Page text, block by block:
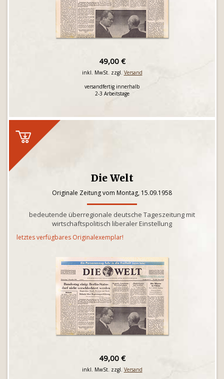
49,00 €
inkl. MwSt. zzgl. Versand
versandfertig innerhalb
2-3 Arbeitstage
Die Welt
Originale Zeitung vom Montag, 15.09.1958
bedeutende überregionale deutsche Tageszeitung mit
wirtschaftspolitisch liberaler Einstellung
letztes verfügbares Originalexemplar!
49,00 €
inkl. MwSt. zzgl. Versand